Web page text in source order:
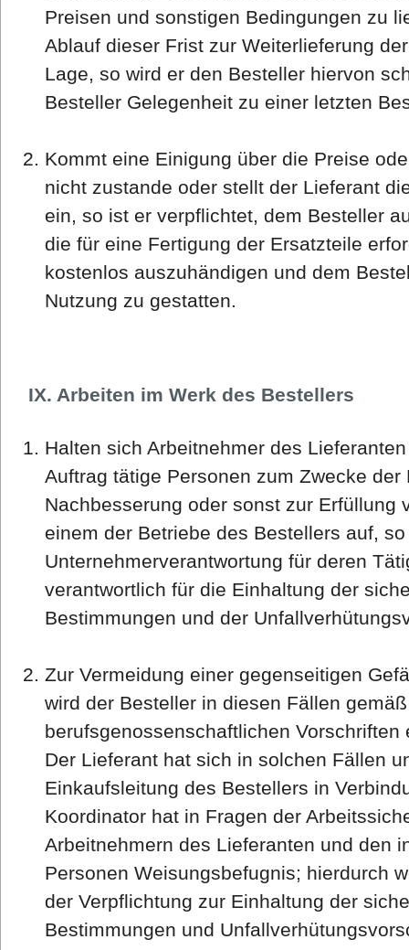
Preisen und sonstigen Bedingungen zu
Ablauf dieser Frist zur Weiterlieferung
Lage, so wird er den Besteller hiervon
Besteller Gelegenheit zu einer letzten
Kommt eine Einigung über die Preise
nicht zustande oder stellt der Lieferant
ein, so ist er verpflichtet, dem Besteller
die für eine Fertigung der Ersatzteile
kostenlos auszuhändigen und dem
Nutzung zu gestatten.
IX. Arbeiten im Werk des Bestellers
Halten sich Arbeitnehmer des
Auftrag tätige Personen zum Zwecke
Nachbesserung oder sonst zur Erfüllung
einem der Betriebe des Bestellers auf,
Unternehmerverantwortung für deren
verantwortlich für die Einhaltung der
Bestimmungen und der
Zur Vermeidung einer gegenseitigen
wird der Besteller in diesen Fällen
berufsgenossenschaftlichen
Der Lieferant hat sich in solchen Fällen
Einkaufsleitung des Bestellers in
Koordinator hat in Fragen der
Arbeitnehmern des Lieferanten und den
Personen Weisungsbefugnis; hierdurch
der Verpflichtung zur Einhaltung der
Bestimmungen und